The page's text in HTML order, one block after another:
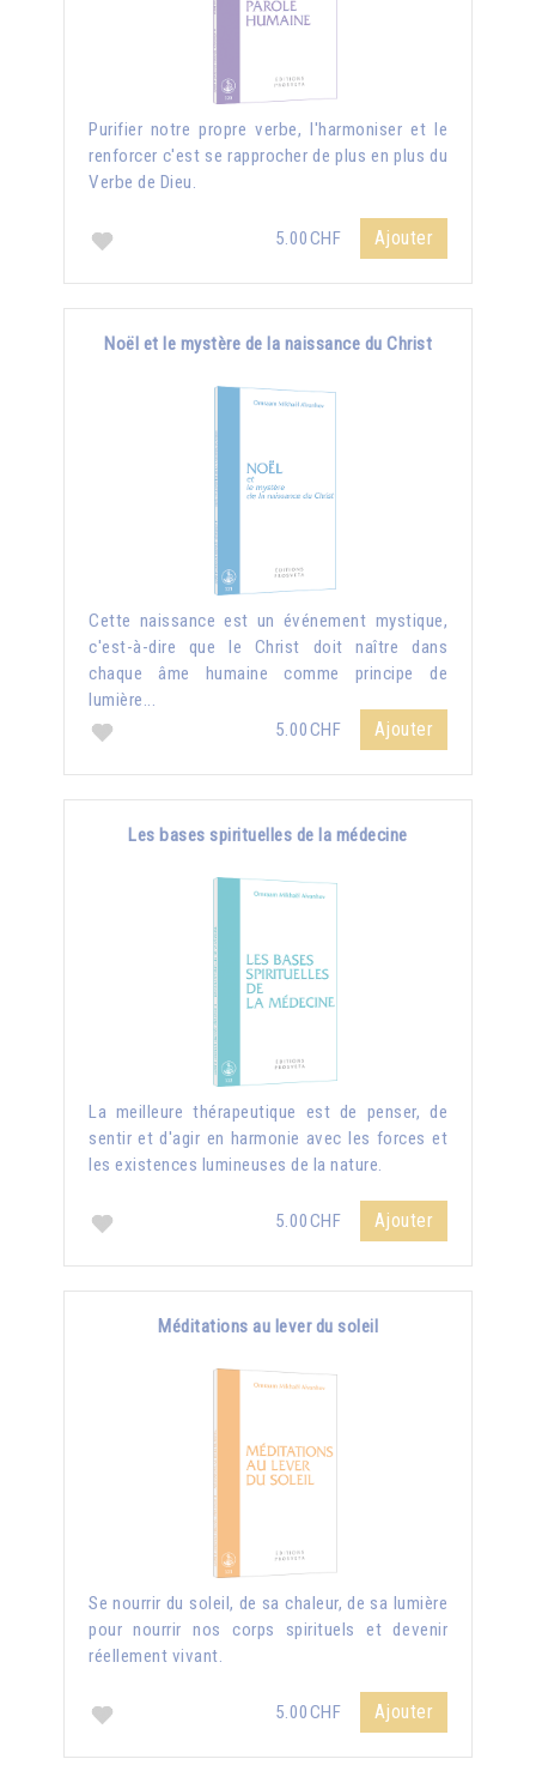
Purifier notre propre verbe, l'harmoniser et le
renforcer c'est se rapprocher de plus en plus du
Verbe de Dieu.
5.00CHF Ajouter
Noël et le mystère de la naissance du Christ
Cette naissance est un événement mystique,
c'est-à-dire que le Christ doit naître dans
chaque âme humaine comme principe de
lumière...
5.00CHF
Ajouter
Les bases spirituelles de la médecine
La meilleure thérapeutique est de penser, de
sentir et d'agir en harmonie avec les forces et
les existences lumineuses de la nature.
5.00CHF Ajouter
Méditations au lever du soleil
Se nourrir du soleil, de sa chaleur, de sa lumière
pour nourrir nos corps spirituels et devenir
réellement vivant.
5.00CHF Ajouter